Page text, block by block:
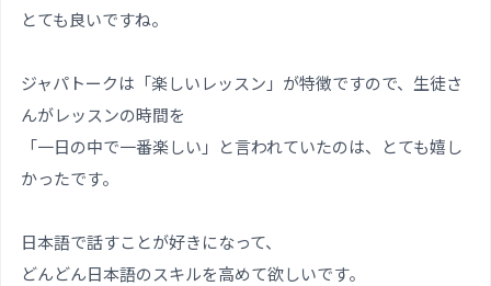
とても良いですね。
ジャパトークは「楽しいレッスン」が特徴ですので、生徒さ
んがレッスンの時間を
「一日の中で一番楽しい」と言われていたのは、とても嬉し
かったです。
日本語で話すことが好きになって、
どんどん日本語のスキルを高めて欲しいです。